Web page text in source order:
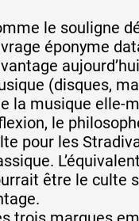
le souligne
éponyme
(disques,
la musique elle-
le
pour les
être le culte